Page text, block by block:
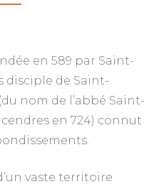
en 589 par Saint-
disciple de Saint-
nom de l’abbé Saint-
en 724) connut
vaste territoire